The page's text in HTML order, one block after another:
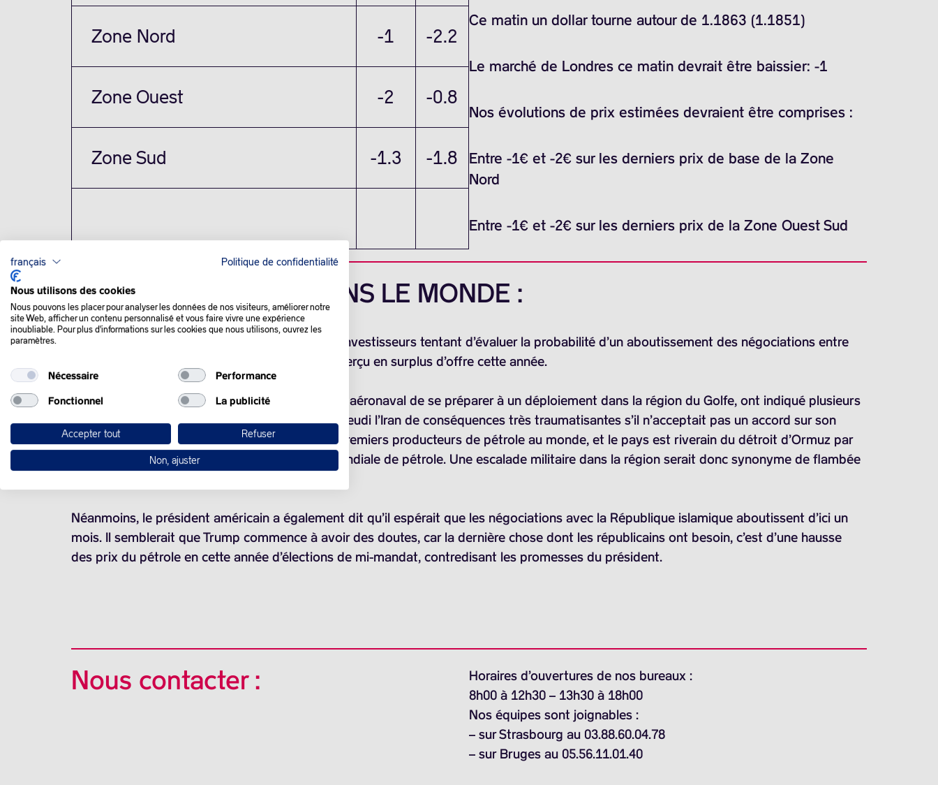
Zone Nord -1 -2.2
Zone Ouest -2 -0.8
Zone Sud -1.3 -1.8
Ce matin un dollar tourne autour de 1.1863 (1.1851)
Le marché de Londres ce matin devrait être baissier: -1
Nos évolutions de prix estimées devraient être comprises :
Entre -1€ et -2€ sur les derniers prix de base de la Zone
Nord
Entre -1€ et -2€ sur les derniers prix de la Zone Ouest Sud
QUE SE PASSE-T-IL DANS LE MONDE :
Les cours du pétrole sont atones vendredi, les investisseurs tentant d’évaluer la probabilité d’un aboutissement des négociations entre
les Etats-Unis et l’Iran, sur un marché toujours perçu en surplus d’offre cette année.
Le Pentagone a ordonné à un deuxième groupe aéronaval de se préparer à un déploiement dans la région du Golfe, ont indiqué plusieurs
médias américains, et Donald Trump a menacé jeudi l’Iran de conséquences très traumatisantes s’il n’acceptait pas un accord sur son
programme nucléaire. Or l’Iran est l’un des dix premiers producteurs de pétrole au monde, et le pays est riverain du détroit d’Ormuz par
lequel transite près de 20% de la production mondiale de pétrole. Une escalade militaire dans la région serait donc synonyme de flambée
Néanmoins, le président américain a également dit qu’il espérait que les négociations avec la République islamique aboutissent d’ici un
mois. Il semblerait que Trump commence à avoir des doutes, car la dernière chose dont les républicains ont besoin, c’est d’une hausse
des prix du pétrole en cette année d’élections de mi-mandat, contredisant les promesses du président.
Nous contacter :
Horaires d’ouvertures de nos bureaux :
8h00 à 12h30 – 13h30 à 18h00
Nos équipes sont joignables :
– sur Strasbourg au 03.88.60.04.78
– sur Bruges au 05.56.11.01.40
français Politique de confidentialité
Nous utilisons des cookies
Nous pouvons les placer pour analyser les données de nos visiteurs, améliorer notre
site Web, afficher un contenu personnalisé et vous faire vivre une expérience
inoubliable. Pour plus d'informations sur les cookies que nous utilisons, ouvrez les
paramètres.
Nécessaire Performance
Fonctionnel La publicité
Accepter tout Refuser
Non, ajuster